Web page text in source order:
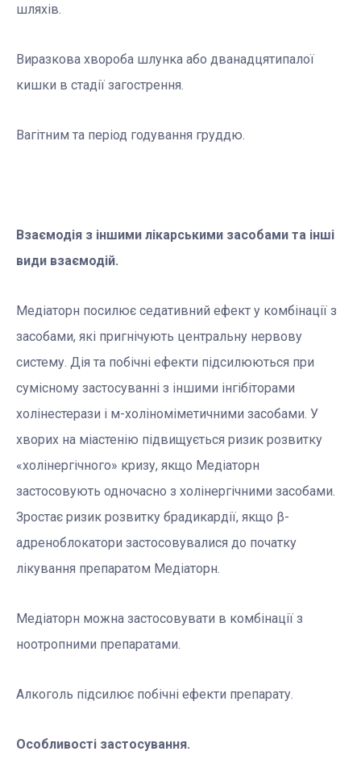
шляхів.
Виразкова хвороба шлунка або дванадцятипалої
кишки в стадії загострення.
Вагітним та період годування груддю.
Взаємодія з іншими лікарськими засобами та інші
види взаємодій.
Медіаторн посилює седативний ефект у комбінації з
засобами, які пригнічують центральну нервову
систему. Дія та побічні ефекти підсилюються при
сумісному застосуванні з іншими інгібіторами
холінестерази і м-холіноміметичними засобами. У
хворих на міастенію підвищується ризик розвитку
«холінергічного» кризу, якщо Медіаторн
застосовують одночасно з холінергічними засобами.
Зростає ризик розвитку брадикардії, якщо β-
адреноблокатори застосовувалися до початку
лікування препаратом Медіаторн.
Медіаторн можна застосовувати в комбінації з
ноотропними препаратами.
Алкоголь підсилює побічні ефекти препарату.
Особливості застосування.